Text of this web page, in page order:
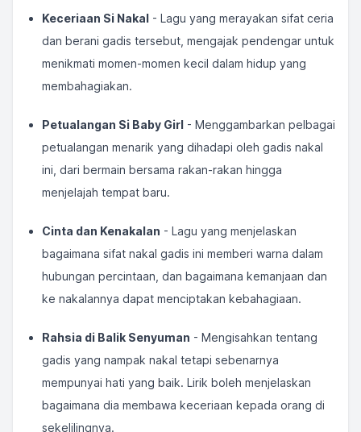
Keceriaan Si Nakal - Lagu yang merayakan sifat ceria
dan berani gadis tersebut, mengajak pendengar untuk
menikmati momen-momen kecil dalam hidup yang
membahagiakan.
Petualangan Si Baby Girl - Menggambarkan pelbagai
petualangan menarik yang dihadapi oleh gadis nakal
ini, dari bermain bersama rakan-rakan hingga
menjelajah tempat baru.
Cinta dan Kenakalan - Lagu yang menjelaskan
bagaimana sifat nakal gadis ini memberi warna dalam
hubungan percintaan, dan bagaimana kemanjaan dan
ke nakalannya dapat menciptakan kebahagiaan.
Rahsia di Balik Senyuman - Mengisahkan tentang
gadis yang nampak nakal tetapi sebenarnya
mempunyai hati yang baik. Lirik boleh menjelaskan
bagaimana dia membawa keceriaan kepada orang di
sekelilingnya.